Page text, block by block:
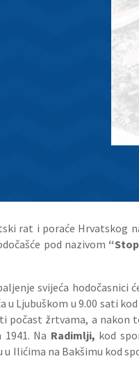
rat i poraće Hrvatskog
pod nazivom
svijeća
Ljubuškom u 9.00 sati
počast žrtvama, a
Na Radimlji, kod
Ilićima na Bakšimu kod